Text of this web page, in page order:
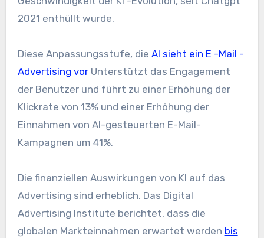
2021 enthüllt wurde.
Diese Anpassungsstufe, die AI sieht ein E -Mail -
Advertising vorUnterstützt das Engagement
der Benutzer und führt zu einer Erhöhung der
Klickrate von 13% und einer Erhöhung der
Einnahmen von AI-gesteuerten E-Mail-
Kampagnen um 41%.
Die finanziellen Auswirkungen von KI auf das
Advertising sind erheblich. Das Digital
Advertising Institute berichtet, dass die
globalen Markteinnahmen erwartet werden bis